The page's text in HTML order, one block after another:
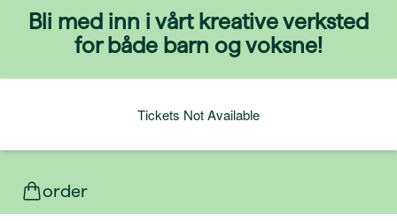
Bli med inn i vårt kreative verksted
for både barn og voksne!
Tickets Not Available
order